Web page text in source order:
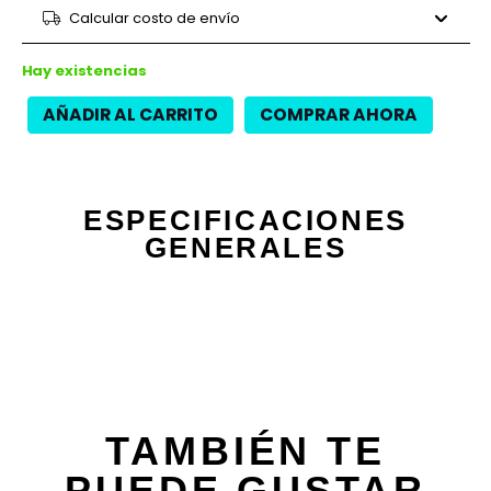
12 cuotas $226.200
9 cuotasCalcular costo de envío
Hay existencias
AÑADIR AL CARRITO COMPRAR AHORA
ESPECIFICACIONES
GENERALES
TAMBIÉN TE